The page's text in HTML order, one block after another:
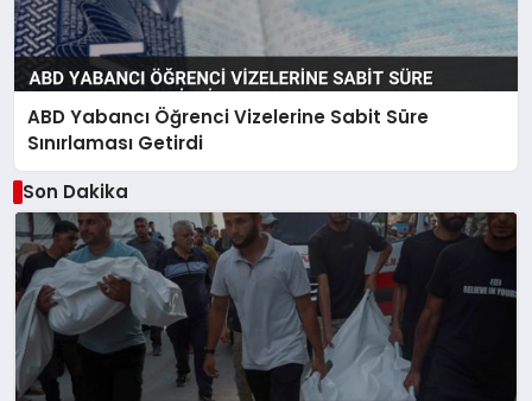
ABD Yabancı Öğrenci Vizelerine Sabit Süre
Sınırlaması Getirdi
Son Dakika